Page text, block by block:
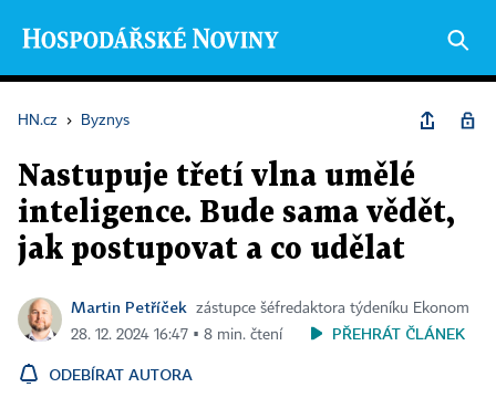
HN.cz › Byznys
Nastupuje třetí vlna umělé
inteligence. Bude sama vědět,
jak postupovat a co udělat
Martin Petříček
zástupce šéfredaktora týdeníku Ekonom
28. 12. 2024 16:47 ▪ 8 min. čtení
PŘEHRÁT ČLÁNEK
ODEBÍRAT AUTORA